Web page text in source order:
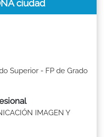
ciudad
Superior - FP de Grado
IMAGEN Y